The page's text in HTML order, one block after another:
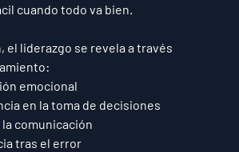
cuando todo va bien.
el liderazgo se revela a través
emocional
en la toma de decisiones
comunicación
tras el error